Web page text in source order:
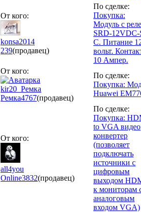
От кого:
konsa2014
239(продавец)
По сделке:
Покупка:
Модуль с реле
SRD-
C. Питание
вольт.
10 Ампер.
От кого:
kir20_Ремка
Ремка4767(продавец)
По сделке:
Покупка:
Huawei
От кого:
all4you
Online3832(продавец)
По сделке:
Покупка:
to VGA видео
конвертер
(позволяет
подключать
источники с
цифровым
выходом
к мониторам
аналоговым
входом VGA)